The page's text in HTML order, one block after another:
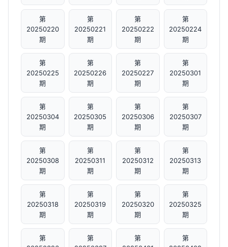
第
20250220
期
第
20250221
期
第
20250222
期
第
20250224
期
第
20250225
期
第
20250226
期
第
20250227
期
第
20250301
期
第
20250304
期
第
20250305
期
第
20250306
期
第
20250307
期
第
20250308
期
第
20250311
期
第
20250312
期
第
20250313
期
第
20250318
期
第
20250319
期
第
20250320
期
第
20250325
期
第
第
第
第